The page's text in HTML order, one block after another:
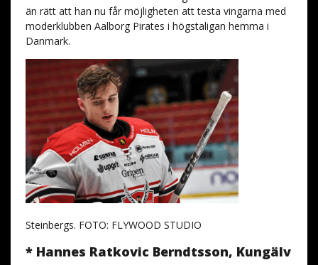
än rätt att han nu får möjligheten att testa vingarna med
moderklubben Aalborg Pirates i högstaligan hemma i
Danmark.
Steinbergs. FOTO: FLYWOOD STUDIO
* Hannes Ratkovic Berndtsson, Kungälv